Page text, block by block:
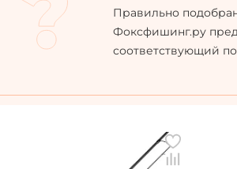
Правильно
Фоксфишинг.ру
соответствующий